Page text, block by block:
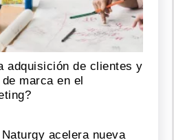
adquisición de clientes y
marca en el
Naturgy acelera nueva